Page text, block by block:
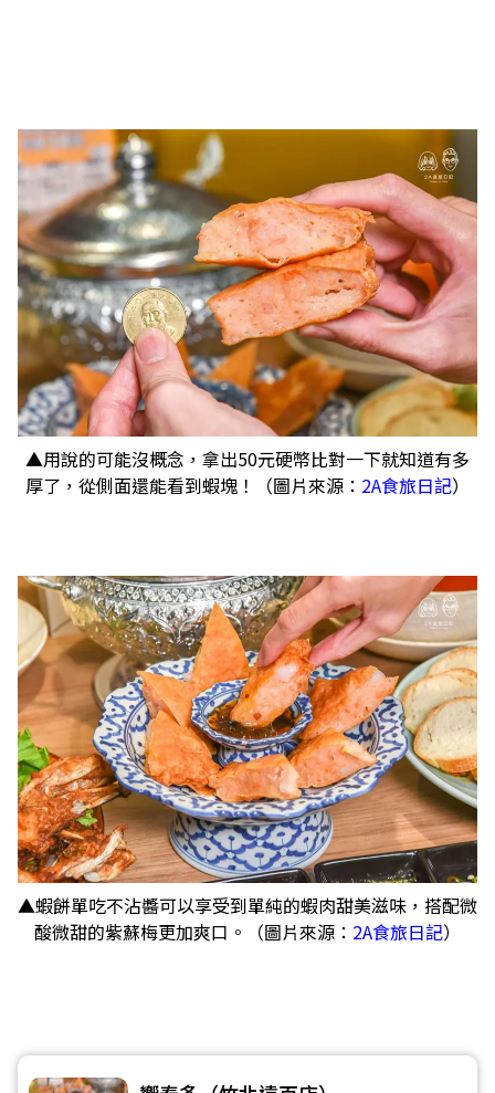
▲用說的可能沒概念，拿出50元硬幣比對一下就知道有多
厚了，從側面還能看到蝦塊！（圖片來源： 2A食旅日記）
▲蝦餅單吃不沾醬可以享受到單純的蝦肉甜美滋味，搭配微
酸微甜的紫蘇梅更加爽口。（圖片來源： 2A食旅日記）